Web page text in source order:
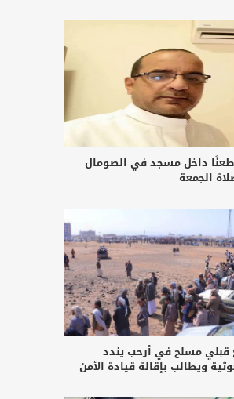
داخل مسجد في الصومال
الجمعة
قبلي مسلح في أرحب يندد
ويطالب بإقالة قيادة الأمن